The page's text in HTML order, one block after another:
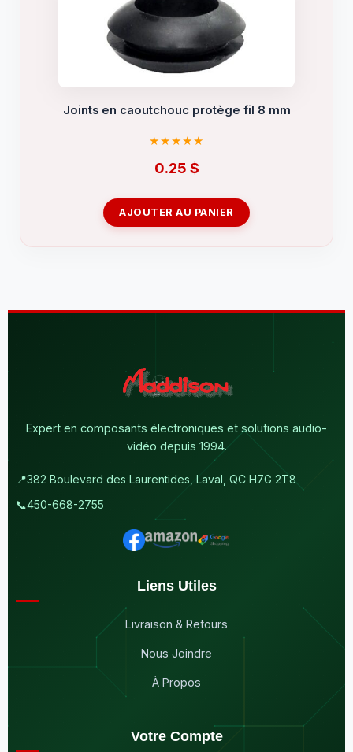
Joints en caoutchouc protège fil 8 mm
0.25 $
AJOUTER AU PANIER
Expert en composants électroniques et solutions audio-
vidéo depuis 1994.
📍382 Boulevard des Laurentides, Laval, QC H7G 2T8
📞450-668-2755
Liens Utiles
Livraison & Retours
Nous Joindre
À Propos
Votre Compte